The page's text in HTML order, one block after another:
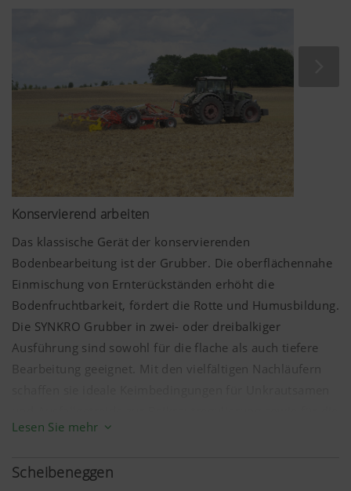
Konservierend arbeiten
Das klassische Gerät der konservierenden
Bodenbearbeitung ist der Grubber. Die oberflächennahe
Einmischung von Ernterückständen erhöht die
Bodenfruchtbarkeit, fördert die Rotte und Humusbildung.
Die SYNKRO Grubber in zwei- oder dreibalkiger
Ausführung sind sowohl für die flache als auch tiefere
Bearbeitung geeignet. Mit den vielfältigen Nachläufern
Etablierung von Zwischenfrüchten.
Anwendungsspektrum in der Bodenbearbeitung. Sie
Lesen Sie mehr
Scheibeneggen